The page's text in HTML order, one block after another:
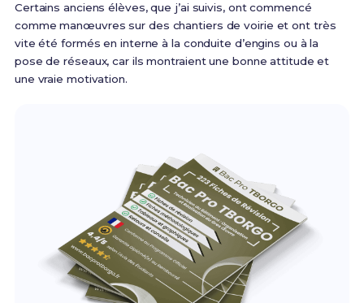
Certains anciens élèves, que j’ai suivis, ont commencé
comme manœuvres sur des chantiers de voirie et ont très
vite été formés en interne à la conduite d’engins ou à la
pose de réseaux, car ils montraient une bonne attitude et
une vraie motivation.